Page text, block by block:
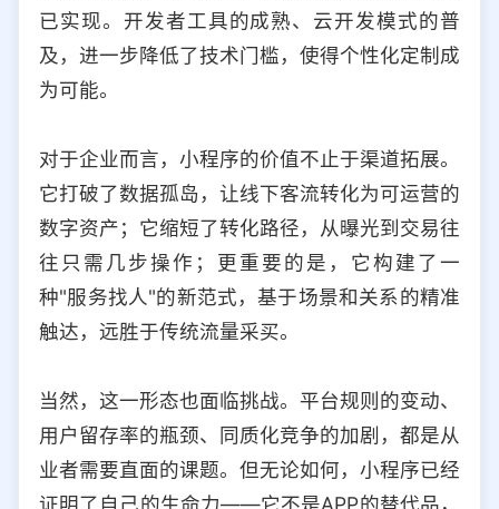
已实现。开发者工具的成熟、云开发模式的普
及，进一步降低了技术门槛，使得个性化定制成
为可能。
对于企业而言，小程序的价值不止于渠道拓展。
它打破了数据孤岛，让线下客流转化为可运营的
数字资产；它缩短了转化路径，从曝光到交易往
往只需几步操作；更重要的是，它构建了一
种"服务找人"的新范式，基于场景和关系的精准
触达，远胜于传统流量采买。
当然，这一形态也面临挑战。平台规则的变动、
用户留存率的瓶颈、同质化竞争的加剧，都是从
业者需要直面的课题。但无论如何，小程序已经